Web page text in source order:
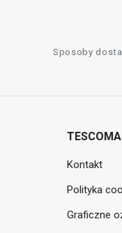
Sposoby
TESCOMA
Kontakt
Polityka
Graficzne